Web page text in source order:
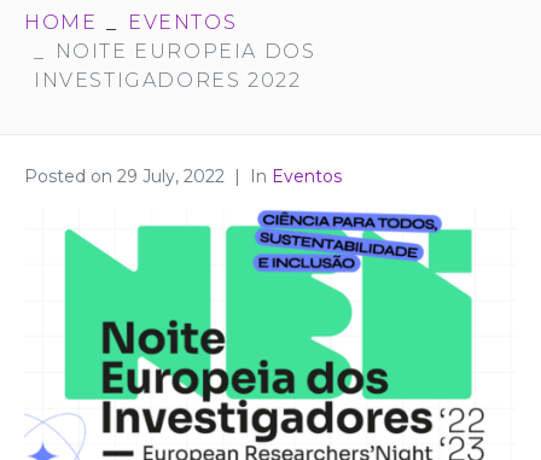
HOME
EVENTOS
NOITE EUROPEIA DOS
INVESTIGADORES 2022
Posted on 29 July, 2022 In Eventos